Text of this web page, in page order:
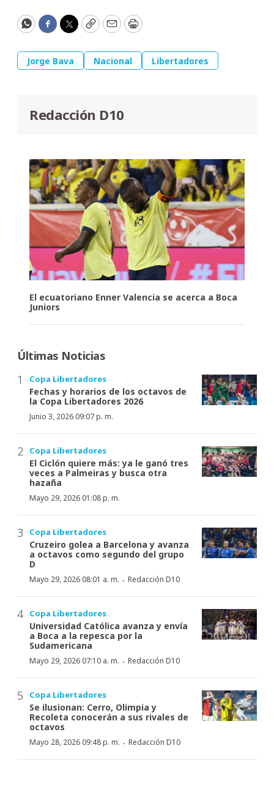
WhatsApp
Facebook
Twitter
CopyEmailPrint
Jorge Bava Nacional Libertadores
Redacción D10
El ecuatoriano Enner Valencia se acerca a Boca
Juniors
Últimas Noticias
Copa Libertadores
Fechas y horarios de los octavos de
la Copa Libertadores 2026
Junio 3, 2026 09:07 p. m.
Copa Libertadores
El Ciclón quiere más: ya le ganó tres
veces a Palmeiras y busca otra
hazaña
Mayo 29, 2026 01:08 p. m.
Copa Libertadores
Cruzeiro golea a Barcelona y avanza
a octavos como segundo del grupo
D
Mayo 29, 2026 08:01 a. m. · Redacción D10
Copa Libertadores
Universidad Católica avanza y envía
a Boca a la repesca por la
Sudamericana
Mayo 29, 2026 07:10 a. m. · Redacción D10
Copa Libertadores
Se ilusionan: Cerro, Olimpia y
Recoleta conocerán a sus rivales de
octavos
Mayo 28, 2026 09:48 p. m. · Redacción D10